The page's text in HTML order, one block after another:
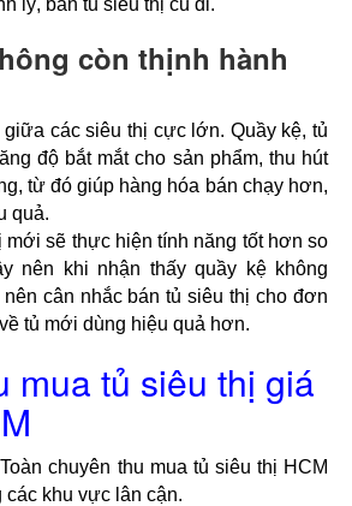
còn thịnh hành
giữa các siêu thị cực lớn. Quầy kệ, tủ
độ bắt mắt cho sản phẩm, thu hút
từ đó giúp hàng hóa bán chạy hơn,
quả.
mới sẽ thực hiện tính năng tốt hơn so
nên khi nhận thấy quầy kệ không
cân nhắc bán tủ siêu thị cho đơn
tủ mới dùng hiệu quả hơn.
mua tủ siêu thị giá
chuyên thu mua tủ siêu thị HCM
khu vực lân cận.